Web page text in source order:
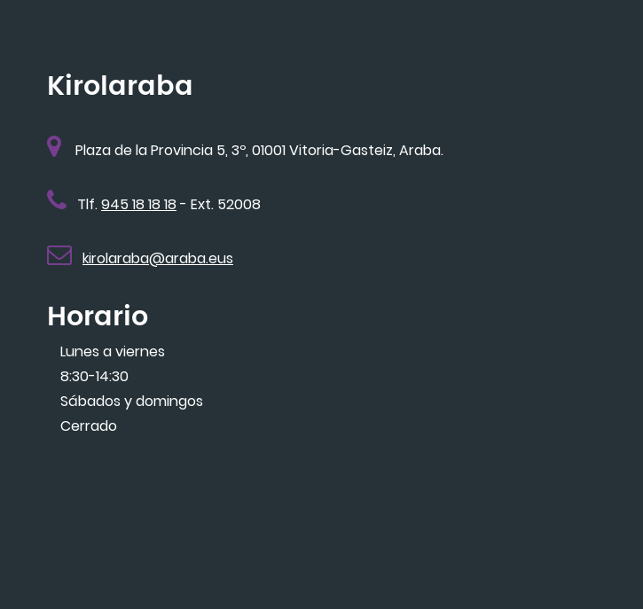
Kirolaraba
Plaza de la Provincia 5, 3º, 01001 Vitoria-Gasteiz, Araba.
Tlf.945 18 18 18 - Ext. 52008
kirolaraba@araba.eus
Horario
Lunes a viernes
8:30-14:30
Sábados y domingos
Cerrado